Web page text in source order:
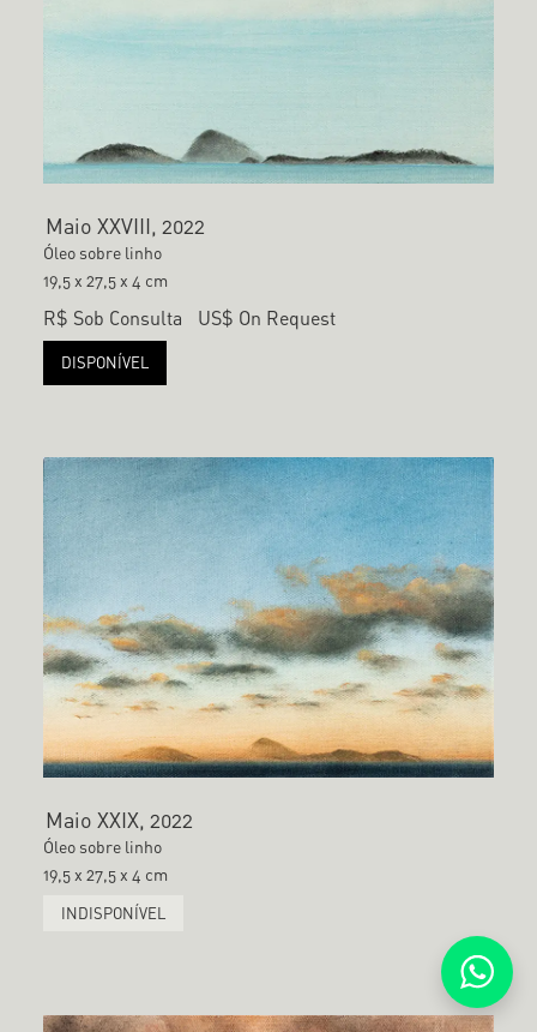
Maio XXVIII, 2022
Óleo sobre linho
19,5 x 27,5 x 4 cm
R$ Sob Consulta US$ On Request
DISPONÍVEL
Maio XXIX, 2022
Óleo sobre linho
19,5 x 27,5 x 4 cm
INDISPONÍVEL